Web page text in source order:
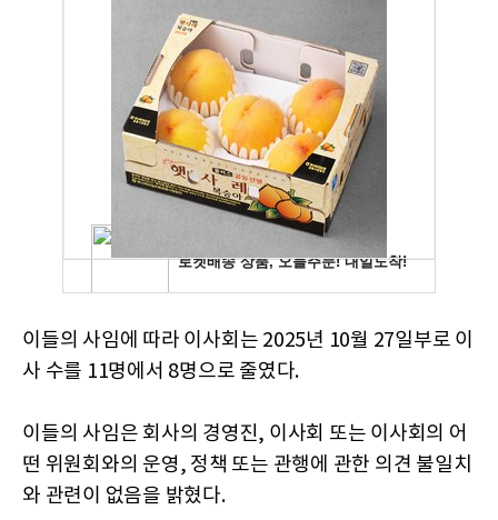
이들의 사임에 따라 이사회는 2025년 10월 27일부로 이
사 수를 11명에서 8명으로 줄였다.
이들의 사임은 회사의 경영진, 이사회 또는 이사회의 어
떤 위원회와의 운영, 정책 또는 관행에 관한 의견 불일치
와 관련이 없음을 밝혔다.